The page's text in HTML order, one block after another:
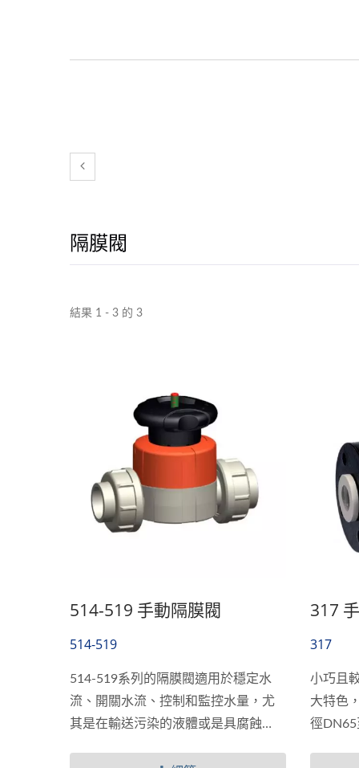
隔膜閥
結果 1 - 3 的 3
514-519 手動隔膜閥
514-519
514-519系列的隔膜閥適用於穩定水
流、開關水流、控制和監控水量，尤
其是在輸送污染的液體或是具腐蝕
317
317
小巧且
大特色
徑